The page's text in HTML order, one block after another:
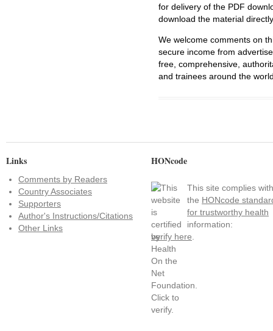
for delivery of the PDF
download the material
We welcome comments on
secure income from
free, comprehensive,
and trainees around the
Links
Comments by Readers
Country Associates
Supporters
Author's Instructions/Citations
Other Links
HONcode
This site complies with
the HONcode
for trustworthy health
information:
verify here